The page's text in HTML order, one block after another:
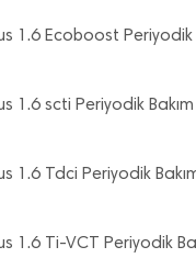
1.6 Ecoboost Periyodik
1.6 scti Periyodik Bakım
1.6 Tdci Periyodik
1.6 Ti-VCT Periyodik